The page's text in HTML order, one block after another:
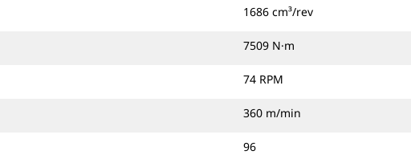
1686 cm³/rev
7509 N·m
74 RPM
360 m/min
96